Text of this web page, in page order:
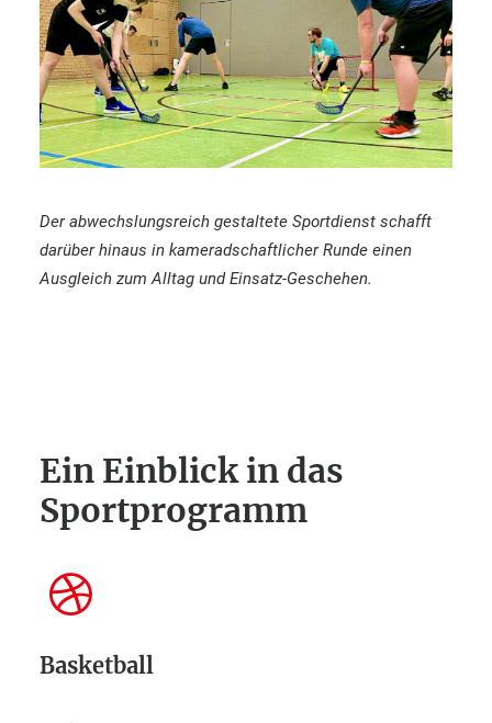
Der abwechslungsreich gestaltete Sportdienst schafft
darüber hinaus in kameradschaftlicher Runde einen
Ausgleich zum Alltag und Einsatz-Geschehen.
Ein Einblick in das
Sportprogramm
Basketball